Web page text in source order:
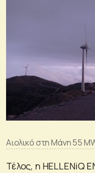
Αιολικό στη Μάνη 55
Τέλος, η HELLENiQ